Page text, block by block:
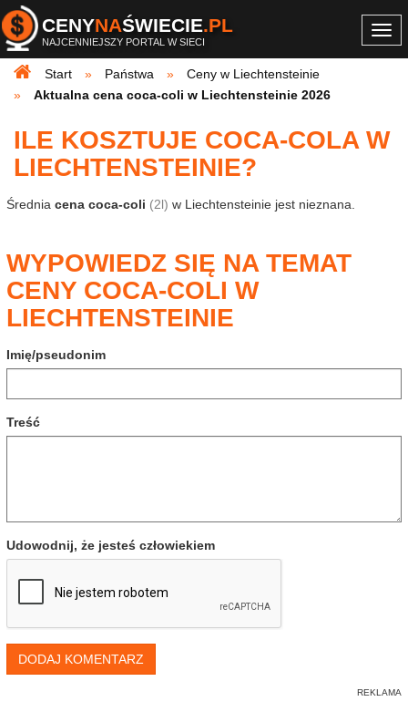
CENYNAŚWIECIE.PL
NAJCENNIEJSZY PORTAL W SIECI
Start
Państwa
Ceny w Liechtensteinie
Aktualna cena coca-coli w Liechtensteinie 2026
ILE KOSZTUJE COCA-COLA W
LIECHTENSTEINIE?
Średnia cena coca-coli (2l) w Liechtensteinie jest nieznana.
WYPOWIEDZ SIĘ NA TEMAT
CENY COCA-COLI W
LIECHTENSTEINIE
Imię/pseudonim
Treść
Udowodnij, że jesteś człowiekiem
DODAJ KOMENTARZ